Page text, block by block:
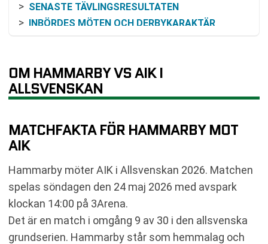
SENASTE TÄVLINGSRESULTATEN
INBÖRDES MÖTEN OCH DERBYKARAKTÄR
PRAKTISK BETYDELSE AV OMGÅNG 9
VANLIGA FRÅGOR OM HAMMARBY VS AIK
SENASTE RESULTAT AIK
RESULTAT INBÖRDES MÖTEN
TABELL
KOMMANDE MATCHER HAMMARBY
KOMMANDE MATCHER AIK
RELATERADE NYHETER
OM HAMMARBY VS AIK I
ALLSVENSKAN
MATCHFAKTA FÖR HAMMARBY MOT
AIK
Hammarby möter AIK i Allsvenskan 2026. Matchen
spelas söndagen den 24 maj 2026 med avspark
klockan 14:00 på 3Arena.
Det är en match i omgång 9 av 30 i den allsvenska
grundserien. Hammarby står som hemmalag och